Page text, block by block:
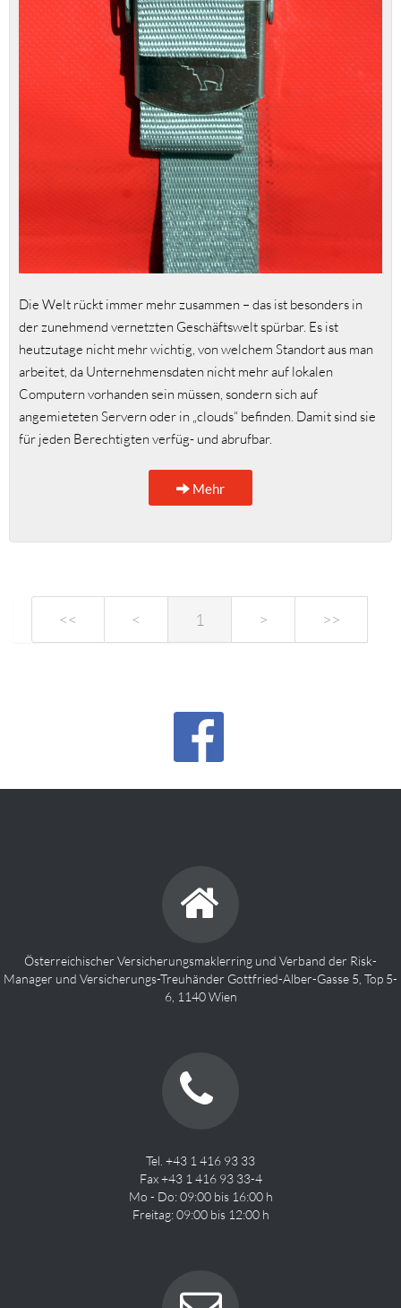
Die Welt rückt immer mehr zusammen – das ist besonders in
der zunehmend vernetzten Geschäftswelt spürbar. Es ist
heutzutage nicht mehr wichtig, von welchem Standort aus man
arbeitet, da Unternehmensdaten nicht mehr auf lokalen
Computern vorhanden sein müssen, sondern sich auf
angemieteten Servern oder in „clouds“ befinden. Damit sind sie
für jeden Berechtigten verfüg- und abrufbar.
Mehr
<< < 1 > >>
Österreichischer Versicherungsmaklerring und Verband der Risk-
Manager und Versicherungs-Treuhänder Gottfried-Alber-Gasse 5, Top 5-
6, 1140 Wien
Tel. +43 1 416 93 33
Fax +43 1 416 93 33-4
Mo - Do: 09:00 bis 16:00 h
Freitag: 09:00 bis 12:00 h